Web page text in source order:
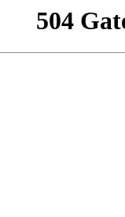
504